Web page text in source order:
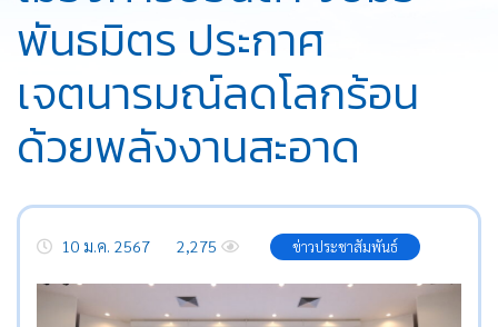
พันธมิตร ประกาศ
เจตนารมณ์ลดโลกร้อน
ด้วยพลังงานสะอาด
10 ม.ค. 2567 2,275 ข่าวประชาสัมพันธ์